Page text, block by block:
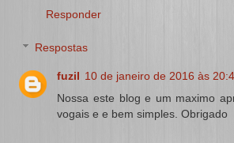
Responder
Respostas
fuzil 10 de janeiro de 2016 às
Nossa este blog e um maximo
vogais e e bem simples. Obrigado